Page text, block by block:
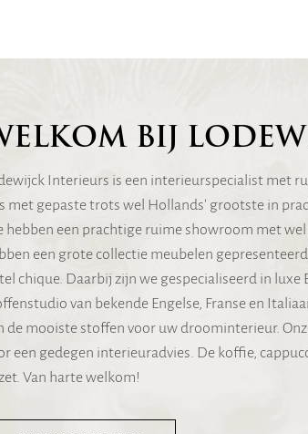
BIJ
Interieurs is een interieurspecialist met
met gepaste trots wel Hollands' grootste in
hebben een prachtige ruime showroom met
een grote collectie meubelen
chique. Daarbij zijn we gespecialiseerd in
van bekende Engelse, Franse en
de mooiste stoffen voor uw droominterieur.
een gedegen interieuradvies. De koffie,
Van harte welkom!